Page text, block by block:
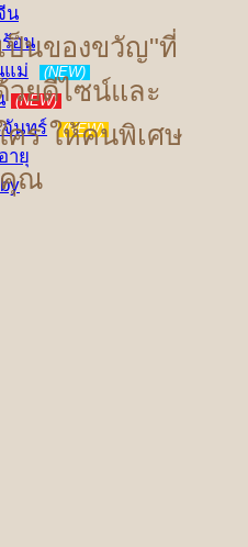
น
อน
แม่
(NEW)
(NEW)
จันทร์ (NEW)
ายุ
ป็นของขวัญ"ที่
วยดีไซน์และ
ร ให้คนพิเศษ
คุณ